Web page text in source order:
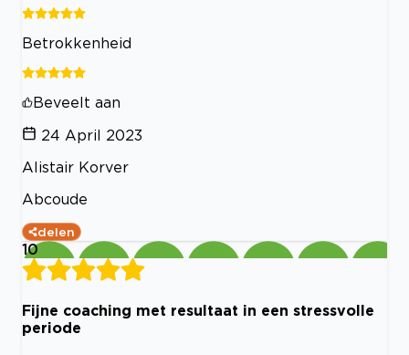
Betrokkenheid
Beveelt aan
24 April 2023
Alistair Korver
Abcoude
delen
10
Fijne coaching met resultaat in een stressvolle
periode